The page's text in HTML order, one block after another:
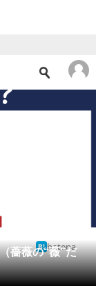
薔薇の“薇”だ
hatena